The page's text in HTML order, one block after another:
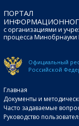
ПОРТАЛ
с организациями и
процесса Минобрнауки
Официальный
Российской
Главная
Документы и
Часто задаваемые
Руководство